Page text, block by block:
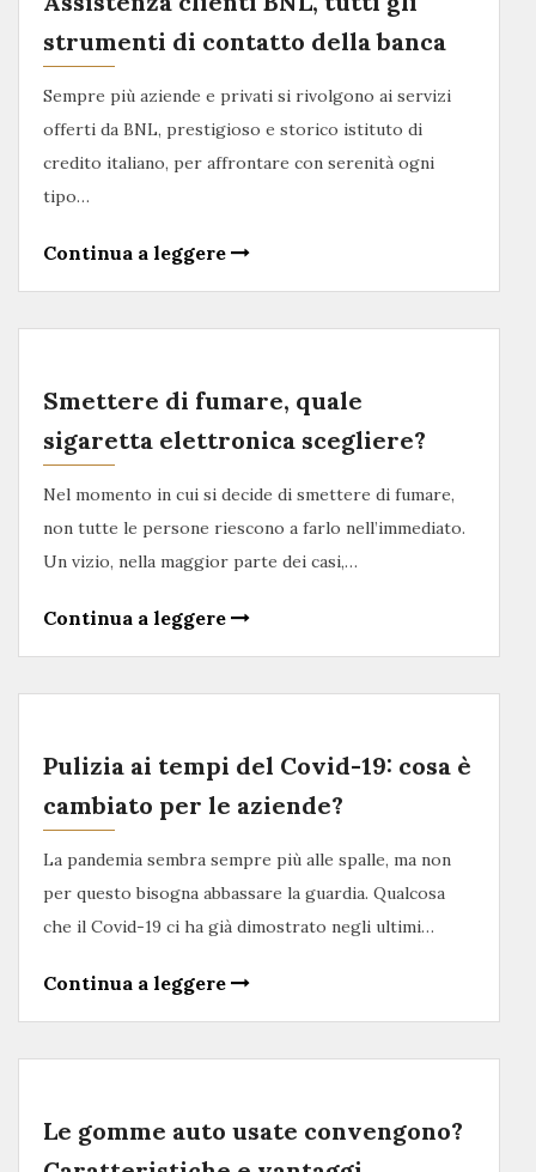
strumenti di contatto della banca
Sempre più aziende e privati si rivolgono ai servizi
offerti da BNL, prestigioso e storico istituto di
credito italiano, per affrontare con serenità ogni
tipo…
Continua a leggere
Smettere di fumare, quale
sigaretta elettronica scegliere?
Nel momento in cui si decide di smettere di fumare,
non tutte le persone riescono a farlo nell’immediato.
Un vizio, nella maggior parte dei casi,…
Continua a leggere
Pulizia ai tempi del Covid-19: cosa è
cambiato per le aziende?
La pandemia sembra sempre più alle spalle, ma non
per questo bisogna abbassare la guardia. Qualcosa
che il Covid-19 ci ha già dimostrato negli ultimi…
Continua a leggere
Le gomme auto usate convengono?